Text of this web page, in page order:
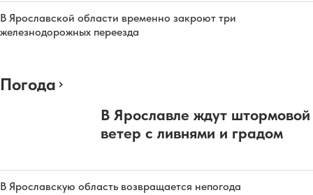
В Ярославской области временно закроют три
железнодорожных переезда
Погода
В Ярославле ждут штормовой
ветер с ливнями и градом
В Ярославскую область возвращается непогода